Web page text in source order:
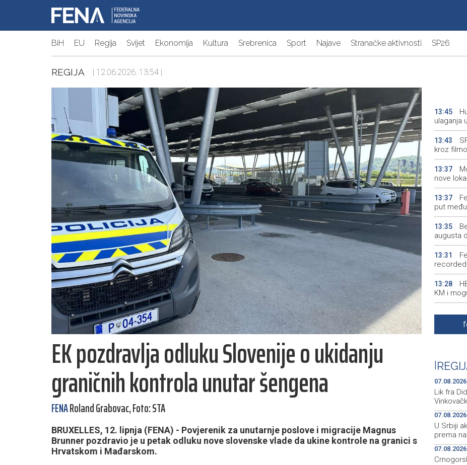
BiH EU Regija Svijet Ekonomija Kultura Srebrenica Sport Najave Stranačke aktivnosti SP26
REGIJA | 12.06.2026. 13:54 |
EK pozdravlja odluku Slovenije o ukidanju
graničnih kontrola unutar šengena
FENARoland Grabovac, Foto: STA
BRUXELLES, 12. lipnja (FENA) - Povjerenik za unutarnje poslove i migracije Magnus
Brunner pozdravio je u petak odluku nove slovenske vlade da ukine kontrole na granici s
Hrvatskom i Mađarskom.
13:45
ulaganja
13:43
kroz
13:37
nove
13:37
put
13:35
augusta
13:31
recorded
13:28
KM i
zatvoru
13:06
Lik fra
U Srbiji
prema